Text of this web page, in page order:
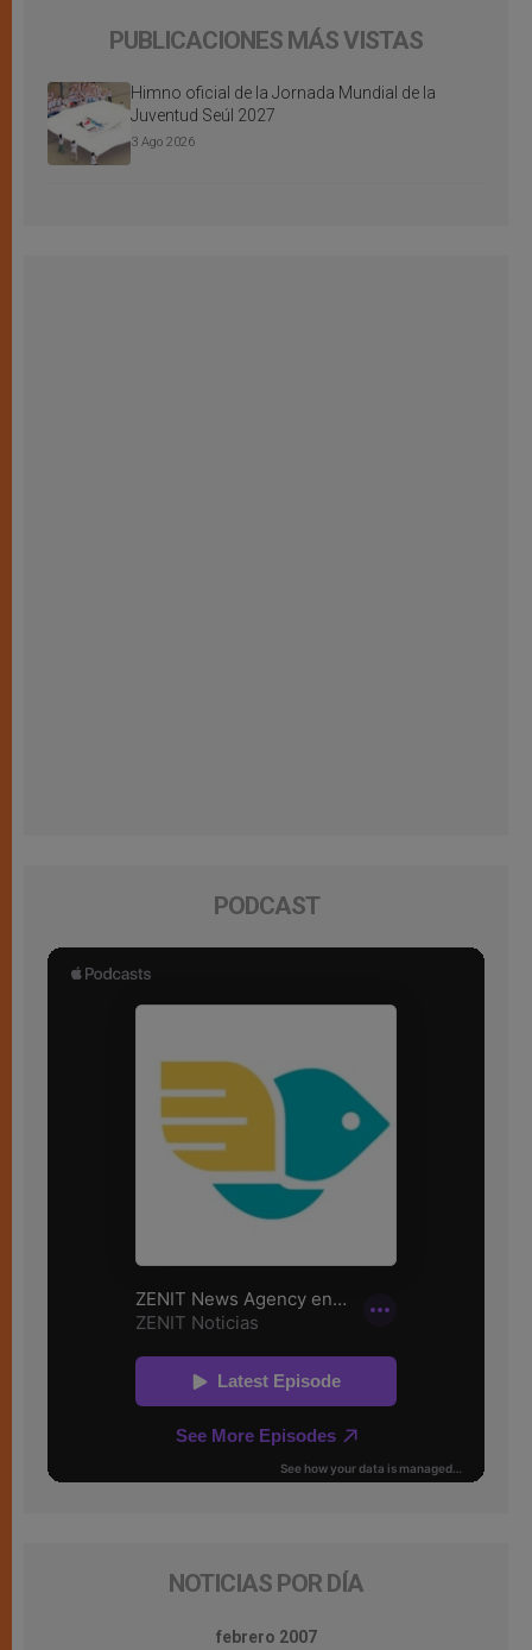
PUBLICACIONES MÁS VISTAS
Himno oficial de la Jornada Mundial de la
Juventud Seúl 2027
3 Ago 2026
PODCAST
NOTICIAS POR DÍA
febrero 2007